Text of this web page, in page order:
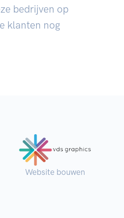
bedrijven op
klanten nog
Website bouwen